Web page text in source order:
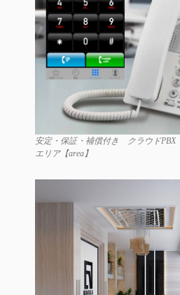
安定・保証・補償付き クラウドPBX
エリア【area】